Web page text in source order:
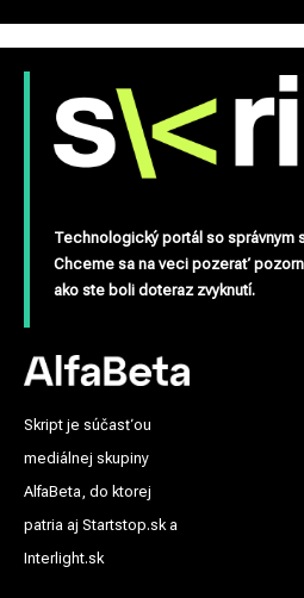
Technologický portál so správnym
Chceme sa na veci pozerať
ako ste boli doteraz zvyknutí.
Skript je súčasťou
mediálnej skupiny
AlfaBeta, do ktorej
patria aj Startstop.sk a
Interlight.sk